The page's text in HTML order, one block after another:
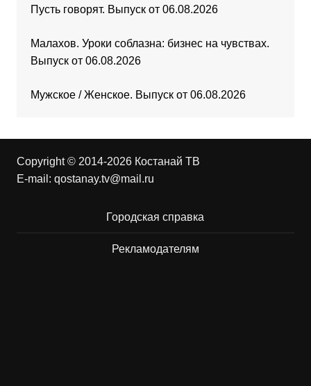
Пусть говорят. Выпуск от 06.08.2026
Малахов. Уроки соблазна: бизнес на чувствах.
Выпуск от 06.08.2026
Мужское / Женское. Выпуск от 06.08.2026
Copyright © 2014-2026 Костанай ТВ
E-mail: qostanay.tv@mail.ru
Городская справка
Рекламодателям